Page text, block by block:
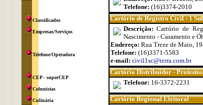
Classificados
Empresas/Serviços
Telefone/Operadora
CEP - superCEP
Colunistas
Culinária
Telefone: (16)3374-2010
Cartório de Registro Civil - 1
Descrição:Cartório de
Nascimento - Casamento e
Endereço: Rua Treze de Maio,
Telefone: (16)3371-5583
e-mail: civil1sc@terra.com.br
Cartório Distribuidor - Protestos
Telefone: 16-3372-2231
Cartório Regional Eleitoral